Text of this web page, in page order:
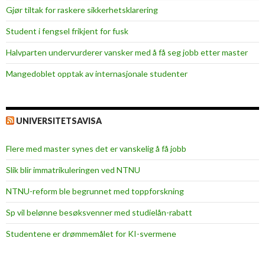
o
d
Gjør tiltak for raskere sikkerhets­klarering
Student i fengsel frikjent for fusk
Halvparten undervurderer vansker med å få seg jobb etter master
Mangedoblet opptak av internasjonale studenter
UNIVERSITETSAVISA
Flere med master synes det er vanskelig å få jobb
Slik blir immatrikuleringen ved NTNU
NTNU-reform ble begrunnet med toppforskning
Sp vil belønne besøksvenner med studielån-rabatt
Studentene er drømmemålet for KI-svermene